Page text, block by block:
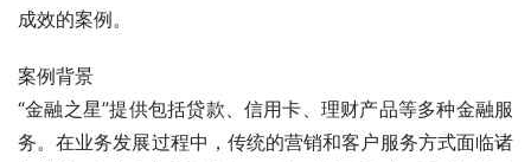
成效的案例。
案例背景
“金融之星”提供包括贷款、信用卡、理财产品等多种金融服
务。在业务发展过程中，传统的营销和客户服务方式面临诸